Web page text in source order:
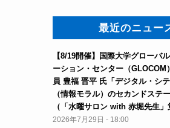
最近のニュー
【8/19開催】国際大学グローバ
ーション・センター（GLOCOM
員 豊福 晋平 氏「デジタル・シ
（情報モラル）のセカンドステ
（「水曜サロン with 赤堀先生」
2026年7月29日 - 18:00